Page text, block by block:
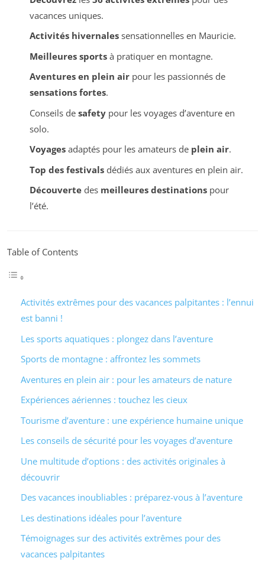
vacances uniques.
Activités hivernalessensationnelles en Mauricie.
Meilleures sportsà pratiquer en montagne.
Aventures en plein airpour les passionnés de
sensations fortes.
Conseils de safetypour les voyages d’aventure en
solo.
Voyagesadaptés pour les amateurs de plein air.
Top des festivalsdédiés aux aventures en plein air.
Découvertedes meilleures destinationspour
l’été.
Table of Contents
Activités extrêmes pour des vacances palpitantes : l’ennui
est banni !
Les sports aquatiques : plongez dans l’aventure
Sports de montagne : affrontez les sommets
Aventures en plein air : pour les amateurs de nature
Expériences aériennes : touchez les cieux
Tourisme d’aventure : une expérience humaine unique
Les conseils de sécurité pour les voyages d’aventure
Une multitude d’options : des activités originales à
découvrir
Des vacances inoubliables : préparez-vous à l’aventure
Les destinations idéales pour l’aventure
Témoignages sur des activités extrêmes pour des
vacances palpitantes